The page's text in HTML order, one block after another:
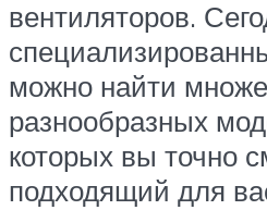
вентиляторов.
можно найти
разнообразных
которых вы точно
подходящий для